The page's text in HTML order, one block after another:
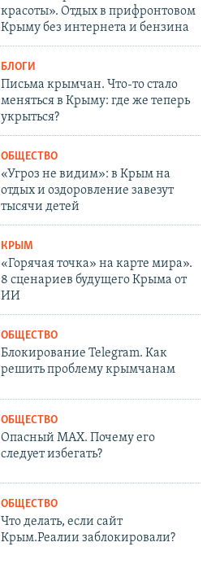
красоты». Отдых в прифронтовом
Крыму без интернета и бензина
БЛОГИ
Письма крымчан. Что-то стало
меняться в Крыму: где же теперь
укрыться?
ОБЩЕСТВО
«Угроз не видим»: в Крым на
отдых и оздоровление завезут
тысячи детей
КРЫМ
«Горячая точка» на карте мира».
8 сценариев будущего Крыма от
ИИ
ОБЩЕСТВО
Блокирование Telegram. Как
решить проблему крымчанам
ОБЩЕСТВО
Опасный MAX. Почему его
следует избегать?
ОБЩЕСТВО
Что делать, если сайт
Крым.Реалии заблокировали?